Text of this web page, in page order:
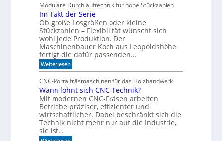
i
t
d
e
r
Z
e
i
t
g
h
e
n
n
d
e
r
B
o
r
k
e
z
u
m
B
ü
c
h
e
r
Modulare Durchlauftechnik für hohe Stückzahlen
Im Takt der Serie
Ob große Losgrößen oder kleine
Stückzahlen – Flexibilität wünscht sich
wohl jede Produktion. Der
Maschinenbauer Koch aus Leopoldshöhe
fertigt die dafür passenden…
Weiterlesen:
I
m
T
a
k
t
d
e
r
CNC-Portalfräsmaschinen für das Holzhandwerk
Wann lohnt sich CNC-Technik?
Mit modernen CNC-Fräsen arbeiten
Betriebe präziser, effizienter und
wirtschaftlicher. Dabei beschränkt sich die
Technik nicht mehr nur auf die Industrie,
sie ist…